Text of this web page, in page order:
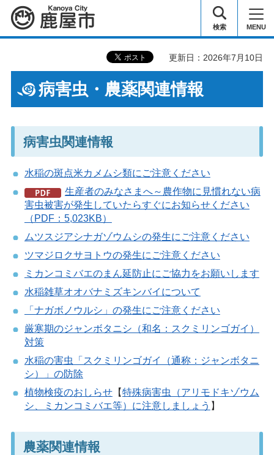
鹿屋市 検索 MENU
更新日：2026年7月10日
病害虫・農薬関連情報
病害虫関連情報
水稲の斑点米カメムシ類にご注意ください
生産者のみなさまへ～農作物に見慣れない病
害虫被害が発生していたらすぐにお知らせください
（PDF：5,023KB）
ムツスジアシナガゾウムシの発生にご注意ください
ツマジロクサヨトウの発生にご注意ください
ミカンコミバエのまん延防止にご協力をお願いします
水稲雑草オオバナミズキンバイについて
「ナガボノウルシ」の発生にご注意ください
厳寒期のジャンボタニシ（和名：スクミリンゴガイ）
対策
水稲の害虫「スクミリンゴガイ（通称：ジャンボタニ
シ）」の防除
植物検疫のおしらせ【特殊病害虫（アリモドキゾウム
シ、ミカンコミバエ等）に注意しましょう 】
農薬関連情報